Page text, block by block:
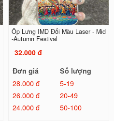
Ốp Lưng IMD Đổi Màu Laser - Mid
-Autumn Festival
32.000 đ
Đơn giá
Số lượng
28.000 đ
5-19
26.000 đ
20-49
24.000 đ
50-100